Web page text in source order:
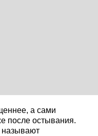
а сами
после остывания.
называют